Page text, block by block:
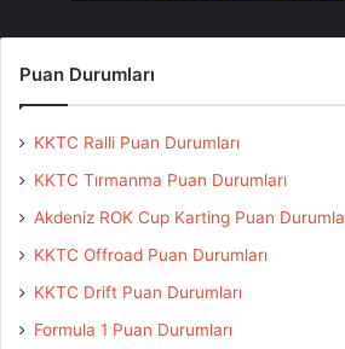
Puan Durumları
KKTC Ralli Puan Durumları
KKTC Tırmanma Puan Durumları
Akdeniz ROK Cup Karting Puan
KKTC Offroad Puan Durumları
KKTC Drift Puan Durumları
Formula 1 Puan Durumları